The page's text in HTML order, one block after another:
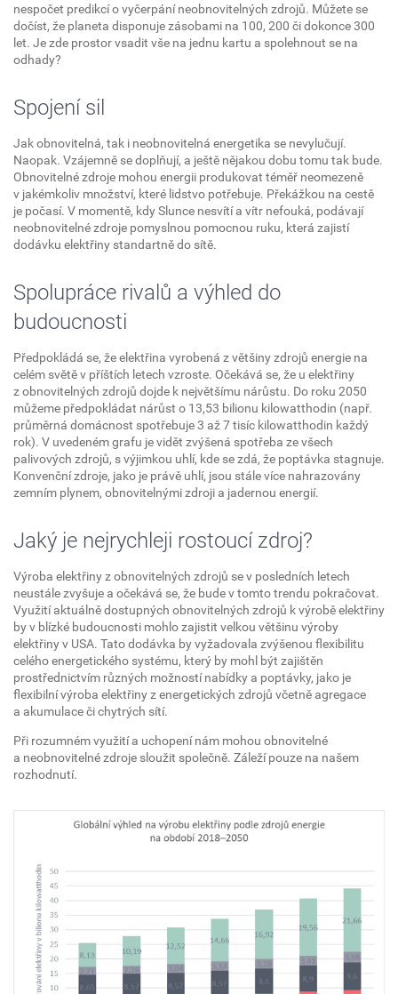
nespočet predikcí o vyčerpání neobnovitelných zdrojů. Můžete se
dočíst, že planeta disponuje zásobami na 100, 200 či dokonce 300
let. Je zde prostor vsadit vše na jednu kartu a spolehnout se na
odhady?
Spojení sil
Jak obnovitelná, tak i neobnovitelná energetika se nevylučují.
Naopak. Vzájemně se doplňují, a ještě nějakou dobu tomu tak bude.
Obnovitelné zdroje mohou energii produkovat téměř neomezeně
v jakémkoliv množství, které lidstvo potřebuje. Překážkou na cestě
je počasí. V momentě, kdy Slunce nesvítí a vítr nefouká, podávají
neobnovitelné zdroje pomyslnou pomocnou ruku, která zajistí
dodávku elektřiny standartně do sítě.
Spolupráce rivalů a výhled do
budoucnosti
Předpokládá se, že elektřina vyrobená z většiny zdrojů energie na
celém světě v příštích letech vzroste. Očekává se, že u elektřiny
z obnovitelných zdrojů dojde k největšímu nárůstu. Do roku 2050
můžeme předpokládat nárůst o 13,53 bilionu kilowatthodin (např.
průměrná domácnost spotřebuje 3 až 7 tisíc kilowatthodin každý
rok). V uvedeném grafu je vidět zvýšená spotřeba ze všech
palivových zdrojů, s výjimkou uhlí, kde se zdá, že poptávka stagnuje.
Konvenční zdroje, jako je právě uhlí, jsou stále více nahrazovány
zemním plynem, obnovitelnými zdroji a jadernou energií.
Jaký je nejrychleji rostoucí zdroj?
Výroba elektřiny z obnovitelných zdrojů se v posledních letech
neustále zvyšuje a očekává se, že bude v tomto trendu pokračovat.
Využití aktuálně dostupných obnovitelných zdrojů k výrobě elektřiny
by v blízké budoucnosti mohlo zajistit velkou většinu výroby
elektřiny v USA. Tato dodávka by vyžadovala zvýšenou flexibilitu
celého energetického systému, který by mohl být zajištěn
prostřednictvím různých možností nabídky a poptávky, jako je
flexibilní výroba elektřiny z energetických zdrojů včetně agregace
a akumulace či chytrých sítí.
Při rozumném využití a uchopení nám mohou obnovitelné
a neobnovitelné zdroje sloužit společně. Záleží pouze na našem
rozhodnutí.